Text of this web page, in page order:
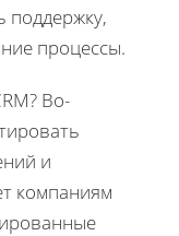
поддержку,
процессы.
Во-
и
компаниям